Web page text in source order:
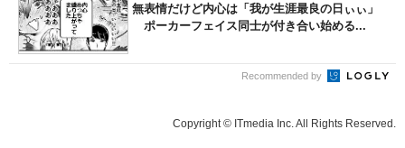
無表情だけど内心は「我が生涯最良の日ぃぃ」
ポーカーフェイス同士が付き合い始める...
Recommended by
Copyright © ITmedia Inc. All Rights Reserved.